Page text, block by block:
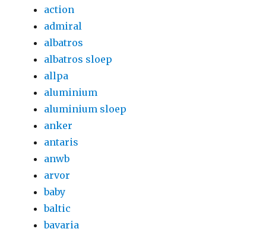
action
admiral
albatros
albatros sloep
allpa
aluminium
aluminium sloep
anker
antaris
anwb
arvor
baby
baltic
bavaria